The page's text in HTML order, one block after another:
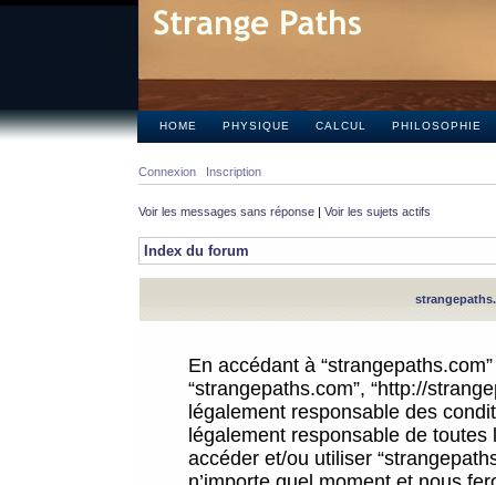
HOME PHYSIQUE CALCUL PHILOSOPHIE
Connexion Inscription
Voir les messages sans réponse | Voir les sujets actifs
Index du forum
En accédant à
“strangepaths.com”, “http://
légalement responsable des
légalement responsable de
accéder et/ou utiliser